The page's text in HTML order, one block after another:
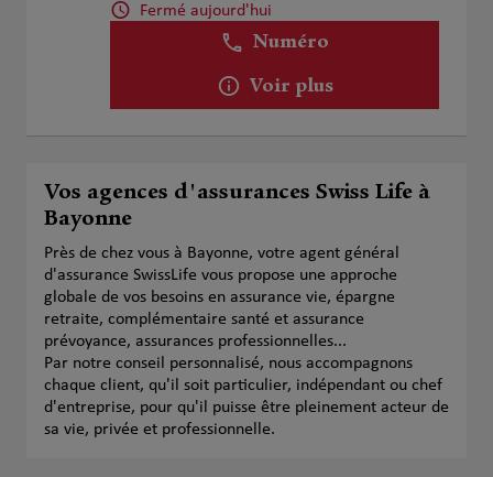
Fermé aujourd'hui
Numéro
Voir plus
Vos agences d'assurances Swiss Life à
Bayonne
Près de chez vous à Bayonne, votre agent général
d'assurance SwissLife vous propose une approche
globale de vos besoins en assurance vie, épargne
retraite, complémentaire santé et assurance
prévoyance, assurances professionnelles...
Par notre conseil personnalisé, nous accompagnons
chaque client, qu'il soit particulier, indépendant ou chef
d'entreprise, pour qu'il puisse être pleinement acteur de
sa vie, privée et professionnelle.